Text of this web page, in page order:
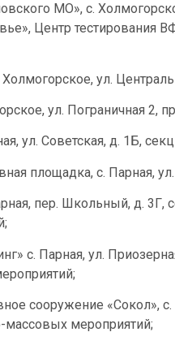
МО», с.
Центр тестирования
ул.
ул. Пограничная 2,
ул. Советская, д. 1Б,
площадка, с. Парная,
пер. Школьный, д. 3Г,
с. Парная, ул.
сооружение «Сокол»,
массовых мероприятий;